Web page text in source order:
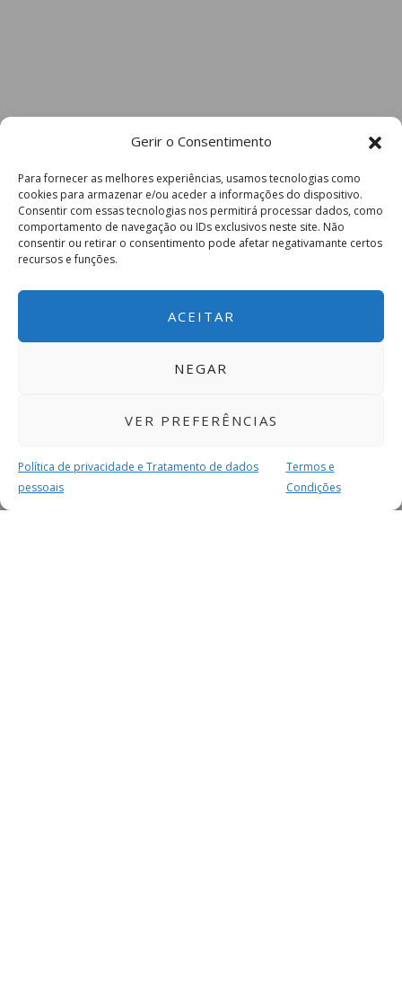
Gerir o Consentimento
Para fornecer as melhores experiências, usamos tecnologias como
cookies para armazenar e/ou aceder a informações do dispositivo.
Consentir com essas tecnologias nos permitirá processar dados, como
comportamento de navegação ou IDs exclusivos neste site. Não
consentir ou retirar o consentimento pode afetar negativamante certos
recursos e funções.
ACEITAR
NEGAR
VER PREFERÊNCIAS
Política de privacidade e Tratamento de dados
pessoais
Termos e
Condições